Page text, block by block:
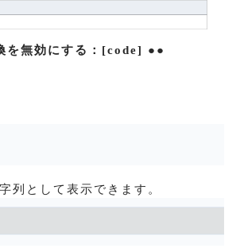
を無効にする： [code] ●●
列として表示できます。